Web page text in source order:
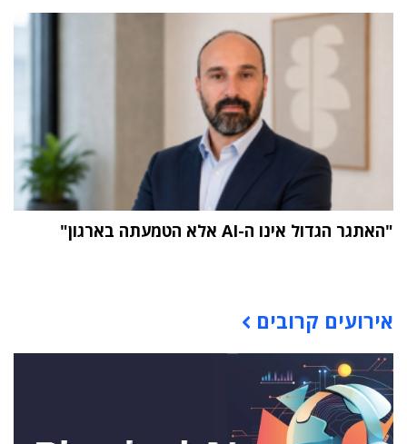
"האתגר הגדול אינו ה-AI אלא הטמעתה בארגון"
אירועים קרובים